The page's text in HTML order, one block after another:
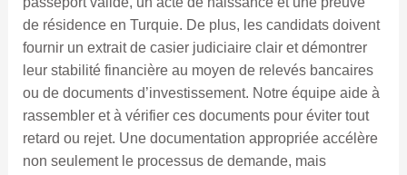
de résidence en Turquie. De plus, les candidats doivent
fournir un extrait de casier judiciaire clair et démontrer
leur stabilité financière au moyen de relevés bancaires
ou de documents d’investissement. Notre équipe aide à
rassembler et à vérifier ces documents pour éviter tout
retard ou rejet. Une documentation appropriée accélère
non seulement le processus de demande, mais